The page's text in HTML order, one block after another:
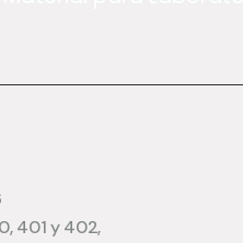
401 y 402,